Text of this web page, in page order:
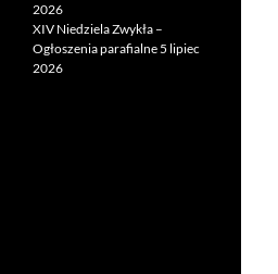
2026
XIV Niedziela Zwykła –
Ogłoszenia parafialne 5 lipiec
2026